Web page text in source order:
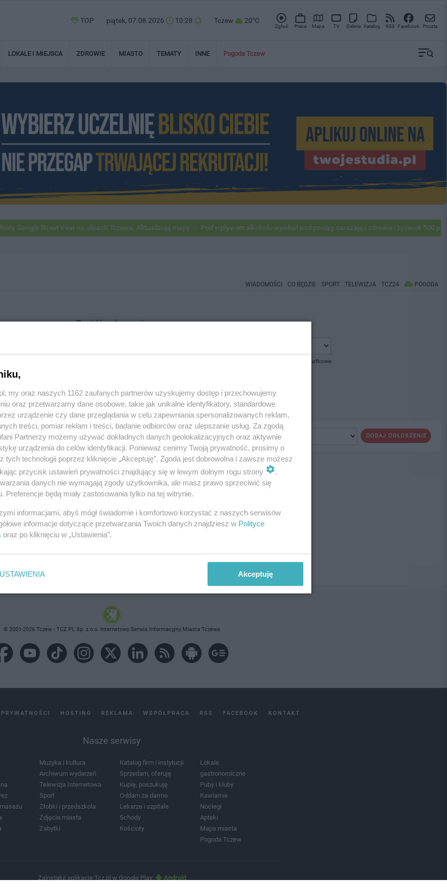
TOP piątek, 07.08.2026 10:28 Tczew 20°C
Zgłoś Praca Mapa TV Galeria Katalog RSS Facebook Poczta
LOKALE I MIEJSCA ZDROWIE MIASTO TEMATY INNE Pogoda Tczew
Google Street View na ulicach Tczewa. Aktualizują mapy Pod wpływem alkoholu wjechał pod pociąg narażając zdrowie i życie ok 500
WIADOMOŚCI CO BĘDZIE SPORT TELEWIZJA TCZ24 POGODA
Znajdź ogłoszenie
pokaż opcje dodatkowe
DODAJ OGŁOSZENIE
ogłoszenie nie istnieje lub nie jest jeszcze aktywne!
© 2001-2026 Tczew - TCZ.PL Sp. z o.o. Internetowy Serwis Informacyjny Miasta Tczewa
HOSTING REKLAMA WSPÓŁPRACA RSS FACEBOOK KONTAKT
Nasze serwisy
Muzyka i kultura
Archiwum wydarzeń
Telewizja Internetowa
Sport
Żłobki i przedszkola
Zdjęcia miasta
Zabytki
Katalog firm i instytucji
Sprzedam, oferuję
Kupię, poszukuję
Oddam za darmo
Lekarze i szpitale
Schody
Kościoły
Lokale
gastronomiczne
Puby i kluby
Kawiarnie
Noclegi
Apteki
Mapa miasta
Pogoda Tczew
Zainstaluj aplikację Tcz.pl w Google Play: Android
my oraz naszych 1162 zaufanych partnerów uzyskujemy dostęp i przechowujemy
oraz przetwarzamy dane osobowe, takie jak unikalne identyfikatory, standardowe
urządzenie czy dane przeglądania w celu zapewniania spersonalizowanych reklam,
treści, pomiar reklam i treści, badanie odbiorców oraz ulepszanie usług. Za zgodą
Partnerzy możemy używać dokładnych danych geolokalizacyjnych oraz aktywnie
urządzenia do celów identyfikacji. Ponieważ cenimy Twoją prywatność, prosimy o
tych technologii poprzez kliknięcie „Akceptuję”. Zgoda jest dobrowolna i zawsze możesz
przycisk ustawień prywatności znajdujący się w lewym dolnym rogu strony
danych nie wymagają zgody użytkownika, ale masz prawo sprzeciwić się
Preferencje będą miały zastosowania tylko na tej witrynie.
informacjami, abyś mógł świadomie i komfortowo korzystać z naszych serwisów
informacje dotyczące przetwarzania Twoich danych znajdziesz w Polityce
oraz po kliknięciu w „Ustawienia”.
USTAWIENIA Akceptuję